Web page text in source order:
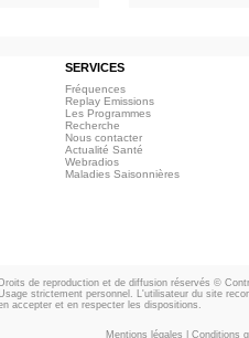
SERVICES
Fréquences
Replay Emissions
Les Programmes
Recherche
Nous contacter
Actualité Santé
Webradios
Maladies Saisonnières
Droits de reproduction et de diffusion réservés ©
strictement personnel. L'utilisateur du site
accepter et en respecter les dispositions.
Mentions légales Conditions